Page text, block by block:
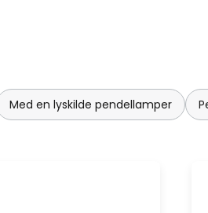
Med en lyskilde pendellamper